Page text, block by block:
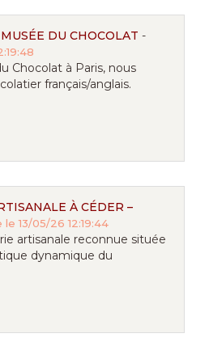
DU CHOCOLAT -
Chocolat à Paris, nous
français/anglais.
À CÉDER –
13/05/26 12:19:44
artisanale reconnue située
dynamique du